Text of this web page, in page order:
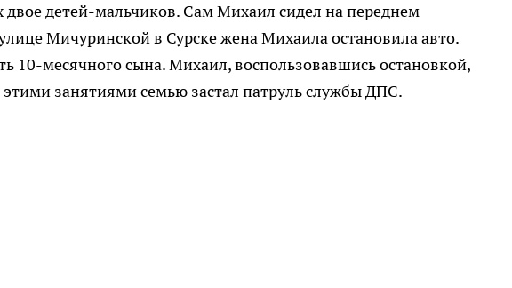
двое детей-мальчиков. Сам Михаил сидел на переднем
Мичуринской в Сурске жена Михаила остановила авто.
месячного сына. Михаил, воспользовавшись остановкой,
этими занятиями семью застал патруль службы ДПС.